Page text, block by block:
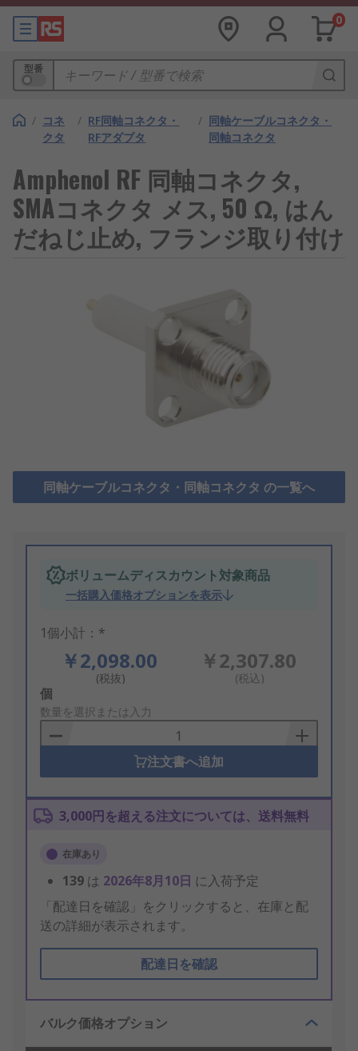
0
型番
/ コネ
クタ
/ RF同軸コネクタ・
RFアダプタ
/ 同軸ケーブルコネクタ・
同軸コネクタ
Amphenol RF 同軸コネクタ,
SMAコネクタ メス, 50 Ω, はん
だねじ止め, フランジ取り付け
同軸ケーブルコネクタ・同軸コネクタ の一覧へ
ボリュームディスカウント対象商品
一括購入価格オプションを表示
1個小計：*
￥2,098.00
(税抜)
￥2,307.80
(税込)
Add
to
Basket
個
数量を選択または入力
注文書へ追加
3,000円を超える注文については、送料無料
在庫あり
139 は 2026年8月10日 に入荷予定
「配達日を確認」をクリックすると、在庫と配
送の詳細が表示されます。
配達日を確認
バルク価格オプション